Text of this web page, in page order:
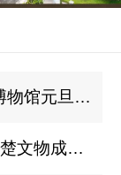
荆楚启新岁 文物话千年——荆州博物馆元旦主题活动
喜迎二十大 强国复兴有我 ——“荆楚文物成语故事我来讲”青少年宣讲活动